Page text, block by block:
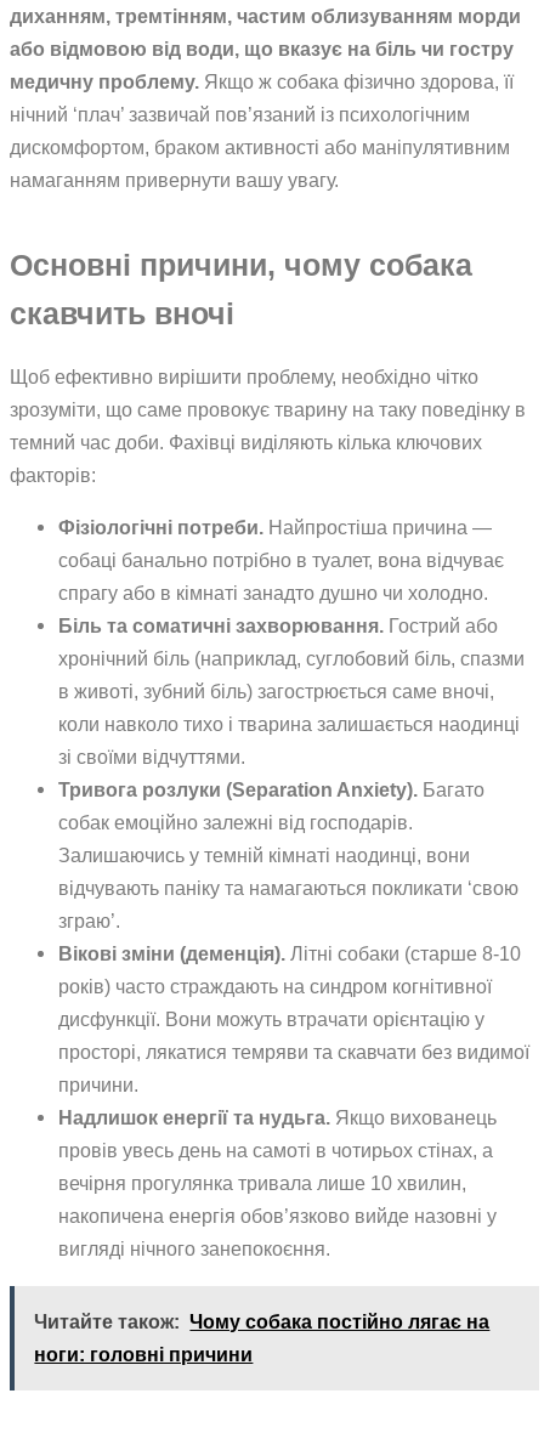
диханням, тремтінням, частим облизуванням морди
або відмовою від води, що вказує на біль чи гостру
медичну проблему. Якщо ж собака фізично здорова, її
нічний ‘плач’ зазвичай пов’язаний із психологічним
дискомфортом, браком активності або маніпулятивним
намаганням привернути вашу увагу.
Основні причини, чому собака
скавчить вночі
Щоб ефективно вирішити проблему, необхідно чітко
зрозуміти, що саме провокує тварину на таку поведінку в
темний час доби. Фахівці виділяють кілька ключових
факторів:
Фізіологічні потреби. Найпростіша причина —
собаці банально потрібно в туалет, вона відчуває
спрагу або в кімнаті занадто душно чи холодно.
Біль та соматичні захворювання. Гострий або
хронічний біль (наприклад, суглобовий біль, спазми
в животі, зубний біль) загострюється саме вночі,
коли навколо тихо і тварина залишається наодинці
зі своїми відчуттями.
Тривога розлуки (Separation Anxiety). Багато
собак емоційно залежні від господарів.
Залишаючись у темній кімнаті наодинці, вони
відчувають паніку та намагаються покликати ‘свою
зграю’.
Вікові зміни (деменція). Літні собаки (старше 8-10
років) часто страждають на синдром когнітивної
дисфункції. Вони можуть втрачати орієнтацію у
просторі, лякатися темряви та скавчати без видимої
причини.
Надлишок енергії та нудьга. Якщо вихованець
провів увесь день на самоті в чотирьох стінах, а
вечірня прогулянка тривала лише 10 хвилин,
накопичена енергія обов’язково вийде назовні у
вигляді нічного занепокоєння.
Читайте також: Чому собака постійно лягає на
ноги: головні причини